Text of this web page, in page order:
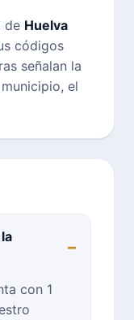
de Huelva
códigos
señalan la
el
con 1